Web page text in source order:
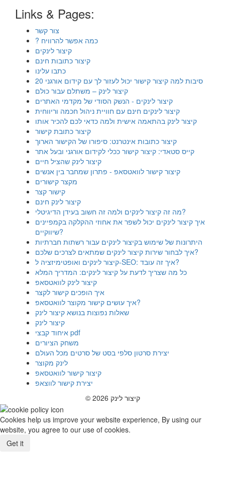
Links & Pages:
צור קשר
? כמה אפשר להרוויח
קיצור לינקים
קיצור כתובות חינם
כתבו עלינו
20 סיבות למה קיצור קישור יכול לעזור לך עם קידום אורגני
קיצור לינק – משתלם עבור כולם
קיצור לינקים - הנשק הסודי של מקדמי האתרים
קיצור לינקים חינם עם חוויית ניהול חכמה וריווחית
קיצור לינק בהתאמה אישית ולמה כדאי לכם להכיר אותו
קיצור כתובת קישור
קיצור כתובות אינטרנט: סיפורו של הקישור הארוך
קייס סטאדי: קיצור קישור ככלי לקידום אורגני ובעל אתר
קיצור לינק שהציל חיים
קיצור קישור לוואטסאפ - פתרון שמחבר בין אנשים
מקצר קישורים
קישור קצר
קיצור לינק חינם
מה זה קיצור לינקים ולמה זה חשוב בעידן הדיגיטלי?
איך קיצור לינקים יכול לשפר את אחוזי ההקלקה בקמפיינים
שיווקיים?
היתרונות של שימוש בקיצור לינקים עבור רשתות חברתיות
איך לבחור שירות קיצור לינקים שמתאים לצרכים שלכם?
קיצור לינקים ואופטימיזציה ל-SEO: איך זה עובד?
כל מה שצריך לדעת על קיצור לינקים: המדריך המלא
קיצור לינק לוואטסאפ
איך הופכים קישור לקצר
איך עושים קישור מקוצר לוואטסאפ?
שאלות נפוצות בנושא קיצור לינק
קיצור לינק
איחוד קבצי pdf
משחק הציורים
יצירת סרטון סלפי בסט של סרטים מכל העולם
לינק מקוצר
קיצור קישור לוואטסאפ
יצירת קישור לווצאפ
© 2026 קיצור לינק
Cookies help us improve your website experience, By using our
website, you agree to our use of cookies.
Get it